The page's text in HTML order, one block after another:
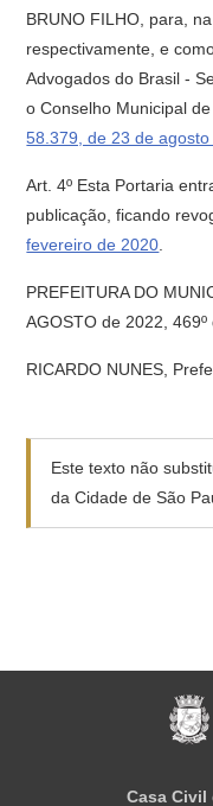
BRUNO FILHO, para,
respectivamente, e
Advogados do Brasil -
o Conselho Municipal
58.379, de 23 de
Art. 4º Esta Portaria
publicação, ficando
fevereiro de 2020
PREFEITURA DO
AGOSTO de 2022,
RICARDO NUNES,
Este texto não
da Cidade de São
Casa Civil